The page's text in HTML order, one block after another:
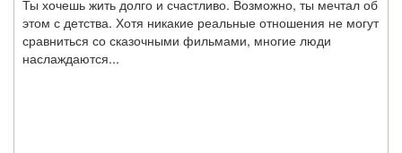
этом с детства. Хотя никакие реальные отношения не могут
сравниться со сказочными фильмами, многие люди
наслаждаются...